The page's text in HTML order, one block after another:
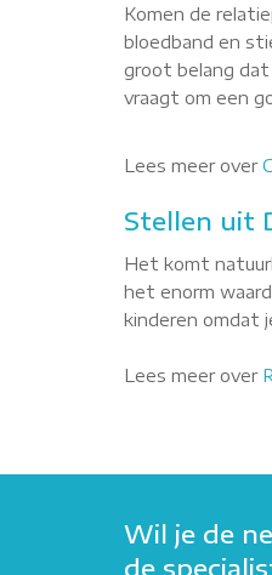
Komen de
bloedband en
groot belang dat
vraagt om een
Lees meer over
Stellen uit
Het komt
het enorm
kinderen omdat
Lees meer over
Wil je de
de